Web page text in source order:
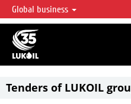
LUKOIL OVERVIEW
LUKOIL is one of the largest oil & gas
accounting for over 2% of crude
reserves globally.
Global business
Tenders of LUKOIL